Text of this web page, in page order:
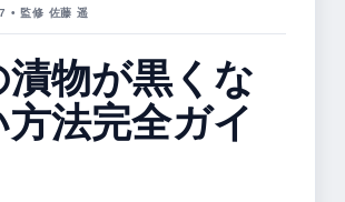
• 監修 佐藤 遥
物が黒くな
法完全ガイ